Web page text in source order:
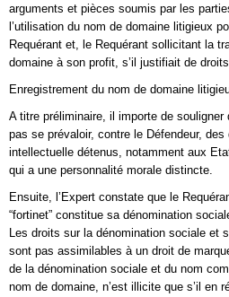
arguments et pièces soumis par les
l’utilisation du nom de domaine litigieux
Requérant et, le Requérant sollicitant la
domaine à son profit, s’il justifiait de
Enregistrement du nom de domaine
A titre préliminaire, il importe de souligner
pas se prévaloir, contre le Défendeur, des
intellectuelle détenus, notamment aux
qui a une personnalité morale distincte.
Ensuite, l’Expert constate que le
“fortinet” constitue sa dénomination
Les droits sur la dénomination sociale et
sont pas assimilables à un droit de
de la dénomination sociale et du nom
nom de domaine, n’est illicite que s’il en